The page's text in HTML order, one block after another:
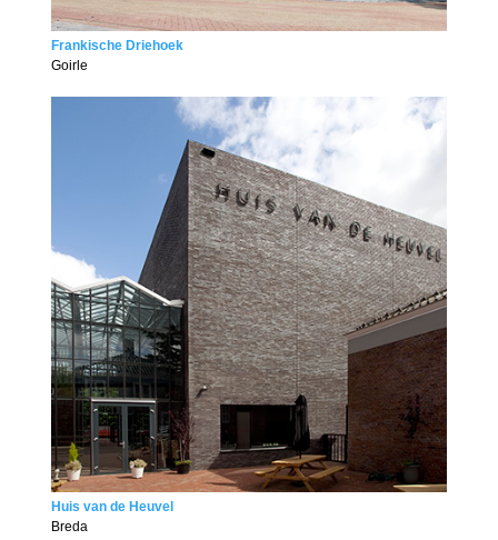
Frankische Driehoek
Goirle
Huis van de Heuvel
Breda